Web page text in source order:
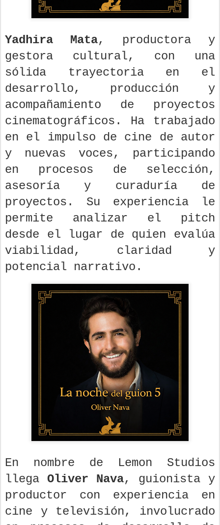
Yadhira Mata, productora y
gestora cultural, con una
sólida trayectoria en el
desarrollo, producción y
acompañamiento de proyectos
cinematográficos. Ha trabajado
en el impulso de cine de autor
y nuevas voces, participando
en procesos de selección,
asesoría y curaduría de
proyectos. Su experiencia le
permite analizar el pitch
desde el lugar de quien evalúa
viabilidad, claridad y
potencial narrativo.
En nombre de Lemon Studios
llega Oliver Nava, guionista y
productor con experiencia en
cine y televisión, involucrado